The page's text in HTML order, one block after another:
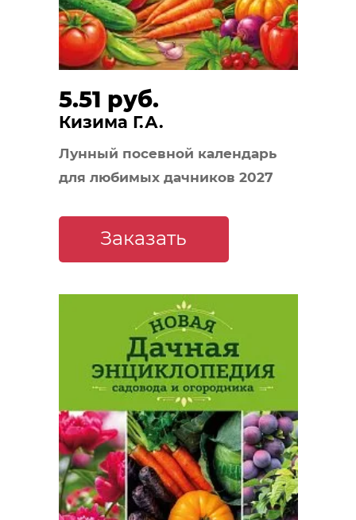
5.51 руб.
Кизима Г.А.
Лунный посевной календарь
для любимых дачников 2027
Заказать